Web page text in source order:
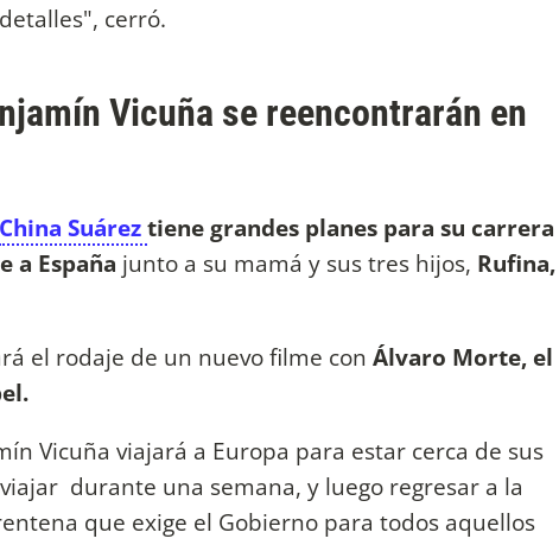
cerró.
Vicuña se reencontrarán en
China Suáreztiene grandes planes para su carrera
a España junto a su mamá y sus tres hijos, Rufina,
el rodaje de un nuevo filme con Álvaro Morte, el
Vicuña viajará a Europa para estar cerca de sus
durante una semana, y luego regresar a la
que exige el Gobierno para todos aquellos